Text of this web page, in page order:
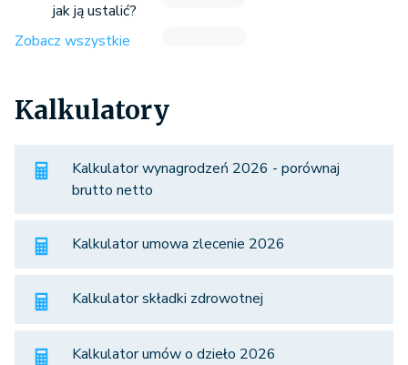
jak ją ustalić?
Zobacz wszystkie
Kalkulatory
Kalkulator wynagrodzeń 2026 - porównaj
brutto netto
Kalkulator umowa zlecenie 2026
Kalkulator składki zdrowotnej
Kalkulator umów o dzieło 2026